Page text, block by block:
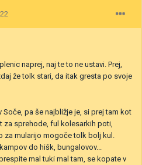
naprej, naj te to ne ustavi. Prej,
že tolk stari, da itak gresta po svoje
pa še najbližje je, si prej tam kot
za sprehode, ful kolesarkih poti,
za mularijo mogoče tolk bolj kul.
do hišk, bungalovov...
mal tuki mal tam, se kopate v